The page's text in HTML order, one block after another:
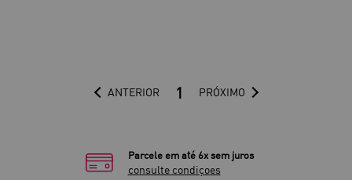
ANTERIOR 1 PRÓXIMO
Parcele em até 6x sem juros
consulte condiçoes